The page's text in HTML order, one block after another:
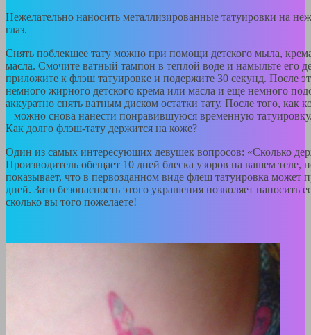
Нежелательно наносить металлизированные татуировки на
глаз.
Снять поблекшее тату можно при помощи детского мыла,
масла. Смочите ватный тампон в теплой воде и намыльте его
приложите к флэш татуировке и подержите 30 секунд. После
немного жирного детского крема или масла и еще немного
аккуратно снять ватным диском остатки тату. После того, как
– можно снова нанести понравившуюся временную
Как долго флэш-тату держится на коже?
Один из самых интересующих девушек вопросов: «Сколько
Производитель обещает 10 дней блеска узоров на вашем теле,
показывает, что в первозданном виде флеш татуировка может
дней. Зато безопасность этого украшения позволяет наносить
сколько вы того пожелаете!